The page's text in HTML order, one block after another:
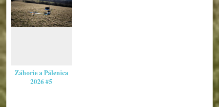
Záhorie a Pálenica
2026 #5